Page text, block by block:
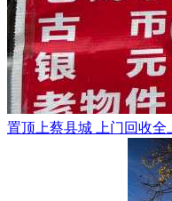
置顶 上蔡县城 上门回收